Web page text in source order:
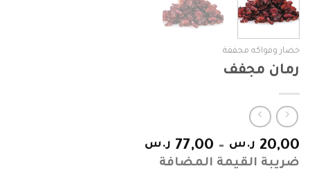
خضار وفواكه مجففة
رمان مجفف
20,00 ر.س –
77,00 ر.س
ضريبة القيمة المضافة